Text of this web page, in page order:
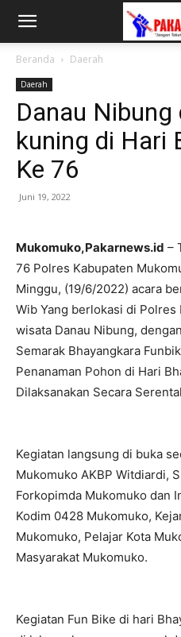
Beranda Daerah
Daerah
Danau Nibung
kuning di Hari
Ke 76
Juni 19, 2022
Mukomuko,Pakarnews.id –
76 Polres Kabupaten
Minggu, (19/6/2022) acara
Wib Yang berlokasi di
wisata Danau Nibung,
Semarak Bhayangkara
Penanaman Pohon di Hari
Dilaksanakan Secara
Kegiatan langsung di buka
Mukomuko AKBP Witdiardi,
Forkopimda Mukomuko dan
Kodim 0428 Mukomuko,
Mukomuko, Pelajar Kota
Masyarakat Mukomuko.
Kegiatan Fun Bike di hari